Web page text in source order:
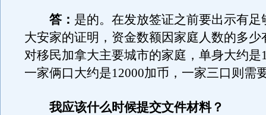
答： 是的。在发放签证之前要出示有足
大安家的证明，资金数额因家庭人数的多少
对移民加拿大主要城市的家庭，单身大约是
一家俩口大约是12000加币，一家三口则需
我应该什么时候提交文件材料？